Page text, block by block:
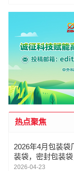
动胃病防治进入
热点聚焦
2026年4月包装袋
装袋，密封包装
装袋重点企业官方
2026-04-23